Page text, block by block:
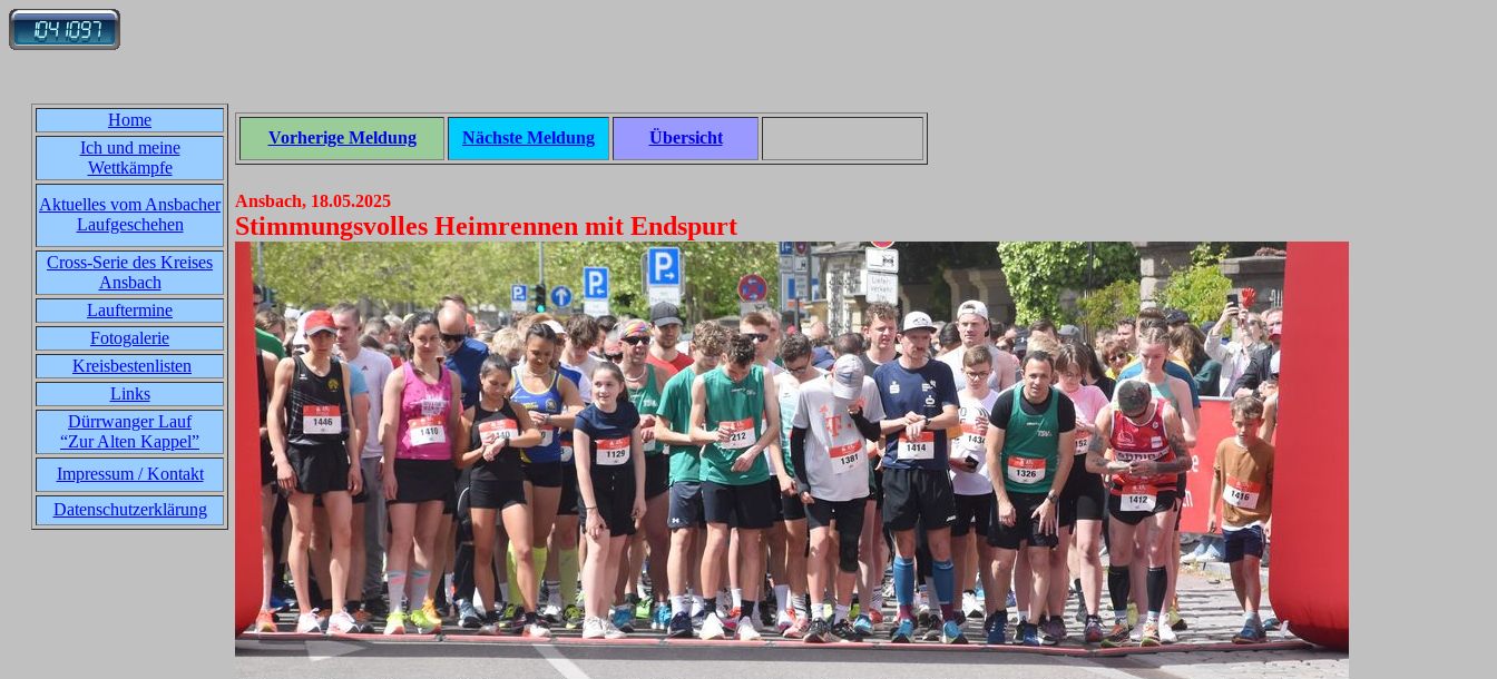
Home
Ich und meine
Wettkämpfe
Aktuelles vom Ansbacher
Laufgeschehen
Cross-Serie des Kreises
Ansbach
Lauftermine
Fotogalerie
Kreisbestenlisten
Links
Dürrwanger Lauf
“Zur Alten Kappel”
Impressum / Kontakt
Datenschutzerklärung
Vorherige Meldung Nächste Meldung Übersicht
Ansbach, 18.05.2025
Stimmungsvolles Heimrennen mit Endspurt